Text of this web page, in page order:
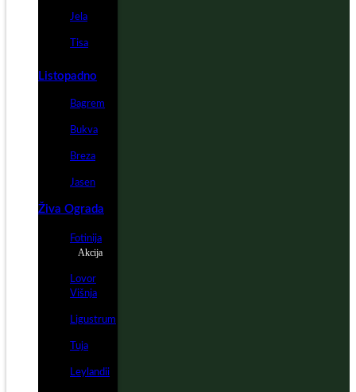
Jela
Tisa
Listopadno
Bagrem
Bukva
Breza
Jasen
Živa Ograda
Fotinija
Akcija
Lovor
Višnja
Ligustrum
Tuja
Leylandii